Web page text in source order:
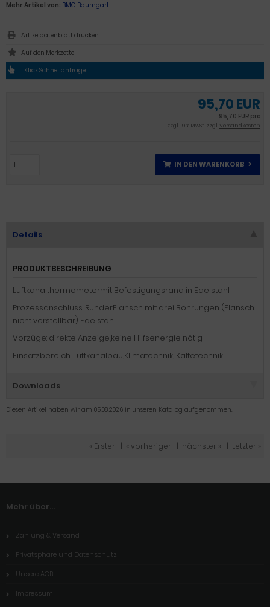
95,70 EUR
95,70 EUR pro
zzgl. 19 % MwSt. zzgl.Versandkosten
IN DEN WARENKORB
Mehr Artikel von: BMG Baumgart
Artikeldatenblatt drucken
1 Klick Schnellanfrage
Details
PRODUKTBESCHREIBUNG
Luftkanalthermometermit Befestigungsrand in Edelstahl.
Prozessanschluss: RunderFlansch mit drei Bohrungen (Flansch
nicht verstellbar) Edelstahl.
Vorzüge: direkte Anzeige,keine Hilfsenergie nötig.
Einsatzbereich: Luftkanalbau,Klimatechnik, Kältetechnik
Downloads
Diesen Artikel haben wir am 05.08.2026 in unseren Katalog aufgenommen.
« Erster « vorheriger nächster » Letzter »
Mehr über...
Zahlung & Versand
Privatsphäre und Datenschutz
Unsere AGB
Impressum